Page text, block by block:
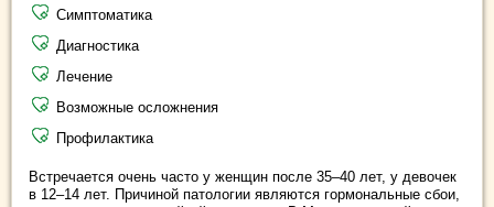
Симптоматика
Диагностика
Лечение
Возможные осложнения
Профилактика
Встречается очень часто у женщин после 35–40 лет, у девочек
в 12–14 лет. Причиной патологии являются гормональные сбои,